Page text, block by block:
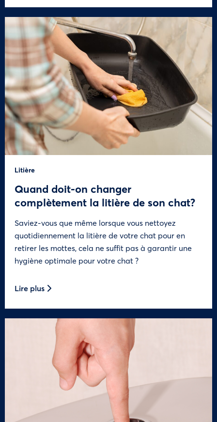
Litière
Quand doit-on changer
complètement la litière de son chat?
Saviez-vous que même lorsque vous nettoyez
quotidiennement la litière de votre chat pour en
retirer les mottes, cela ne suffit pas à garantir une
hygiène optimale pour votre chat ?
Lire plus